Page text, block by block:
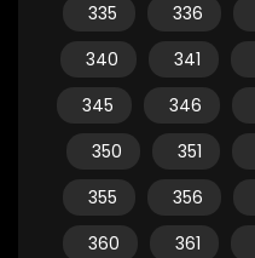
335
336
340
341
345
346
350
351
355
356
360
361